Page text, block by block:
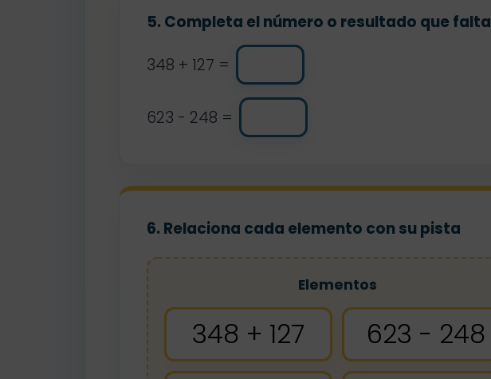
5. Completa el número o resultado que falta
348 + 127 =
623 - 248 =
6. Relaciona cada elemento con su pista
Elementos
348 + 127
623 - 248